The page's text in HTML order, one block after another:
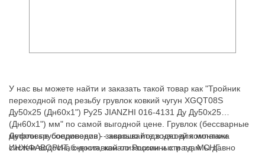
У нас вы можете найти и заказать такой товар как "Тройник
переходной под резьбу грувлок ковкий чугун XGQT08S
Ду50х25 (Дн60х1") Ру25 JIANZHI 016-4131 Ду Ду50х25
(Дн60х1") мм" по самой выгодной цене. Грувлок (бессварные
муфтовые соединения) - хорошо подходят для монтажа
систем водоснабжения, канализационных и т.д. Мы давно
Детали трубопроводов - заказывайте в нашей компании
ИНЖФАВОРИТ, с доставкой по России и странам СНГ.